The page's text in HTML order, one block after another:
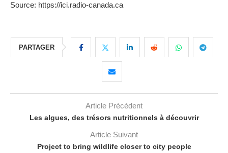
Source: https://ici.radio-canada.ca
PARTAGER
Article Précédent
Les algues, des trésors nutritionnels à découvrir
Article Suivant
Project to bring wildlife closer to city people